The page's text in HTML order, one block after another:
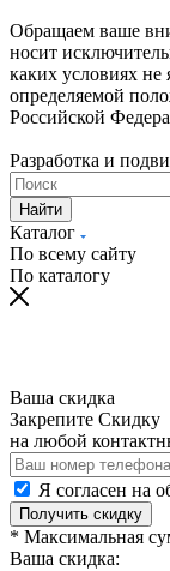
Обращаем ваше
носит
каких условиях не
определяемой
Российской
Разработка и
Найти
Каталог
По всему сайту
По каталогу
Ваша скидка
Закрепите Скидку
на любой
Я согласен на
Получить скидку
* Максимальная
Ваша скидка: